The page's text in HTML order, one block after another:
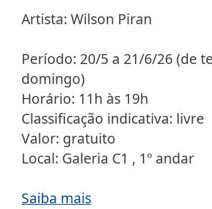
Artista: Wilson Piran
Período: 20/5 a 21/6/26 (de
domingo)
Horário: 11h às 19h
Classificação indicativa: livre
Valor: gratuito
Local: Galeria C1 , 1º andar
Saiba mais